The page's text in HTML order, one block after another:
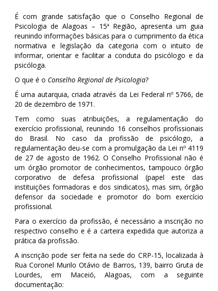
É com grande satisfação que o Conselho Regional de
Psicologia de Alagoas – 15ª Região, apresenta um guia
reunindo informações básicas para o cumprimento da ética
normativa e legislação da categoria com o intuito de
informar, orientar e facilitar a conduta do psicólogo e da
psicóloga.
O que é o Conselho Regional de Psicologia?
É uma autarquia, criada através da Lei Federal nº 5766, de
20 de dezembro de 1971.
Tem como suas atribuições, a regulamentação do
exercício profissional, reunindo 16 conselhos profissionais
do Brasil. No caso da profissão de psicólogo, a
regulamentação deu-se com a promulgação da Lei nº 4119
de 27 de agosto de 1962. O Conselho Profissional não é
um órgão promotor de conhecimentos, tampouco órgão
corporativo de defesa profissional (papel este das
instituições formadoras e dos sindicatos), mas sim, órgão
defensor da sociedade e promotor do bom exercício
profissional.
Para o exercício da profissão, é necessário a inscrição no
respectivo conselho e é a carteira expedida que autoriza a
prática da profissão.
A inscrição pode ser feita na sede do CRP-15, localizada à
Rua Coronel Murilo Otávio de Barros, 139, bairro Gruta de
Lourdes, em Maceió, Alagoas, com a seguinte
documentação: